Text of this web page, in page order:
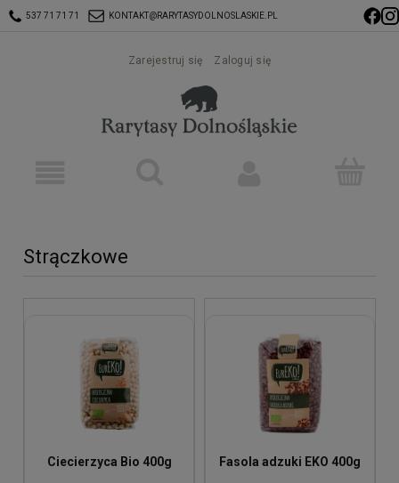
537 71 71 71 KONTAKT@RARYTASYDOLNOSLASKIE.PL
Zarejestruj się Zaloguj się
Strączkowe
Ciecierzyca Bio 400g Fasola adzuki EKO 400g